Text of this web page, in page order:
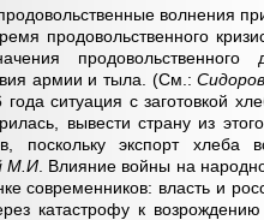
волнения
продовольственного
армии и тыла. (См.:
ситуация с заготовкой
вывести страну из
поскольку экспорт
М.И . Влияние войны на
современников: власть и
катастрофу к